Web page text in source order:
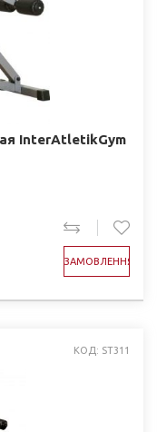
InterAtletikGym
ЗАМОВЛЕННЯ
КОД: ST311